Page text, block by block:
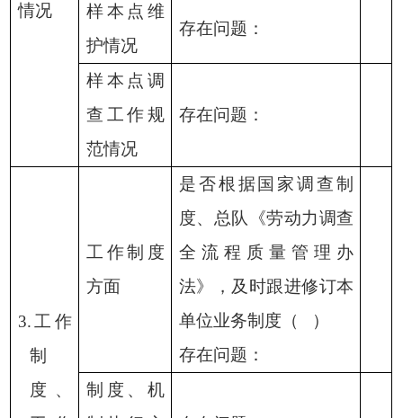
情况
样本点维
护情况
存在问题：
样本点调
查工作规
范情况
存在问题：
3.工作
制
度、
工作制度
方面
是否根据国家调查制
度、总队《劳动力调查
全流程质量管理办
法》，及时跟进修订本
单位业务制度（
）
存在问题：
制度、机